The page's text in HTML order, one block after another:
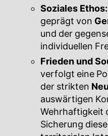
Soziales Ethos:
geprägt von
und der
individuellen
Frieden und
verfolgt eine
der strikten
auswärtigen
Wehrhaftigkeit
Sicherung